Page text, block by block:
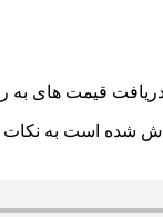
صوتی زیر تلاش شده